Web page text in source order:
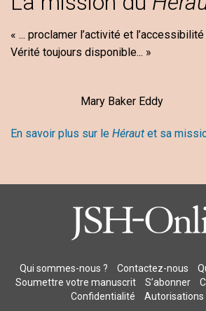
« ... proclamer l’activité et
Vérité toujours disponible... »
Mary Baker Eddy
En savoir plus sur le Héraut et sa
Qui sommes-nous ? Contactez-nous
Soumettre votre manuscrit
S’abonner
Confidentialité
Autorisations